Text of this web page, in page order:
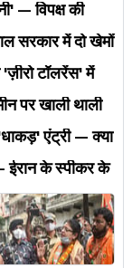
— विपक्ष की
है?
सरकार में दो खेमों
टॉलरेंस' में
पर खाली थाली
एंट्री — क्या
ईरान के स्पीकर के